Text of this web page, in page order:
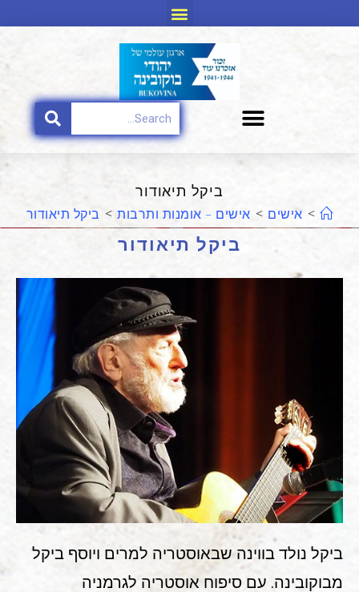
ביקל תיאודור
> אישים > אישים – אומנות ותרבות > ביקל תיאודור
ביקל תיאודור
ביקל נולד בווינה שבאוסטריה למרים ויוסף ביקל
מבוקובינה. עם סיפוח אוסטריה לגרמניה